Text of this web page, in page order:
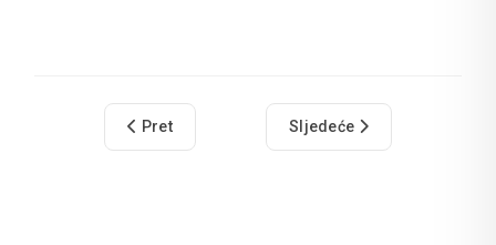
Prethodni članak: Hrvatska turistička zajednica
Pret Sljedeći članak:
Sljedeće